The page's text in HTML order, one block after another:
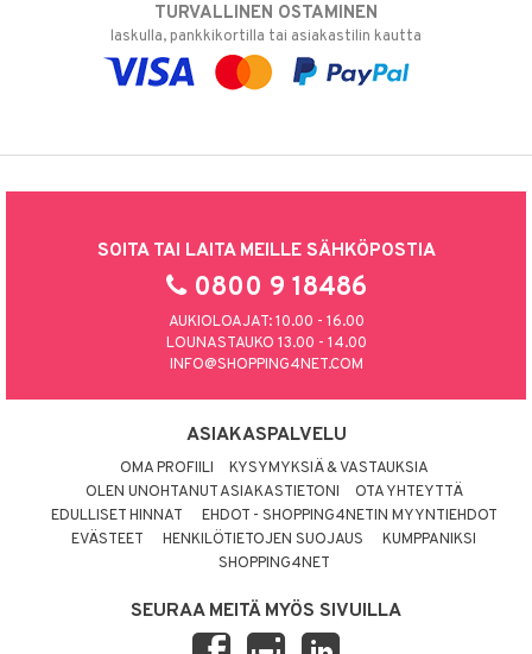
TURVALLINEN OSTAMINEN
laskulla, pankkikortilla tai asiakastilin kautta
SOITA TAI LAITA MEILLE SÄHKÖPOSTIA
0800 9 18486
AUKIOLOAJAT: 10.00 - 16.00
LOUNASTAUKO 13.00 - 14.00
INFO@SHOPPING4NET.COM
ASIAKASPALVELU
OMA PROFIILI
KYSYMYKSIÄ & VASTAUKSIA
OLEN UNOHTANUT ASIAKASTIETONI
OTA YHTEYTTÄ
EDULLISET HINNAT
EHDOT - SHOPPING4NETIN MYYNTIEHDOT
EVÄSTEET
HENKILÖTIETOJEN SUOJAUS
KUMPPANIKSI
SHOPPING4NET
SEURAA MEITÄ MYÖS SIVUILLA